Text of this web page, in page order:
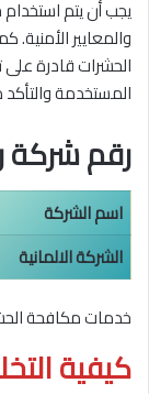
يجب أن يتم
والمعايير
الحشرات قادرة
المستخدمة والتأكد
رقم شركة
اسم الشركة
الشركة الالمانية
خدمات مكافحة
كيفية